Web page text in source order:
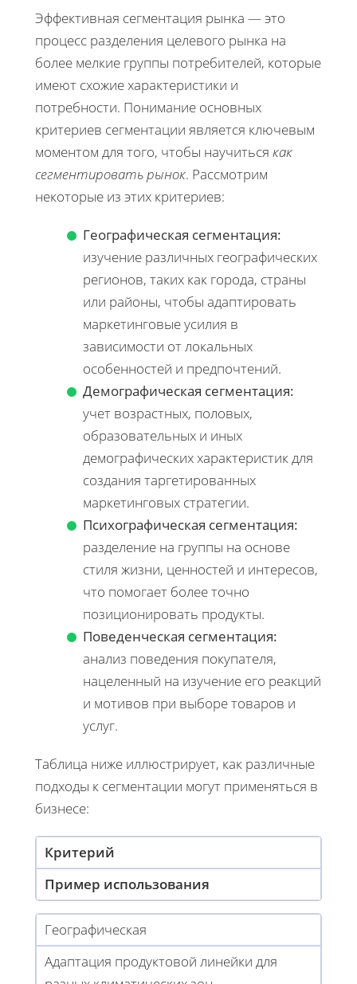
Эффективная сегментация рынка — это
процесс разделения целевого рынка на
более мелкие группы потребителей, которые
имеют схожие характеристики и
потребности. Понимание основных
критериев сегментации является ключевым
моментом для того, чтобы научиться как
сегментировать рынок. Рассмотрим
некоторые из этих критериев:
Географическая сегментация:
изучение различных географических
регионов, таких как города, страны
или районы, чтобы адаптировать
маркетинговые усилия в
зависимости от локальных
особенностей и предпочтений.
Демографическая сегментация:
учет возрастных, половых,
образовательных и иных
демографических характеристик для
создания таргетированных
маркетинговых стратегии.
Психографическая сегментация:
разделение на группы на основе
стиля жизни, ценностей и интересов,
что помогает более точно
позиционировать продукты.
Поведенческая сегментация:
анализ поведения покупателя,
нацеленный на изучение его реакций
и мотивов при выборе товаров и
услуг.
Таблица ниже иллюстрирует, как различные
подходы к сегментации могут применяться в
бизнесе:
Критерий
Пример использования
Географическая
Адаптация продуктовой линейки для